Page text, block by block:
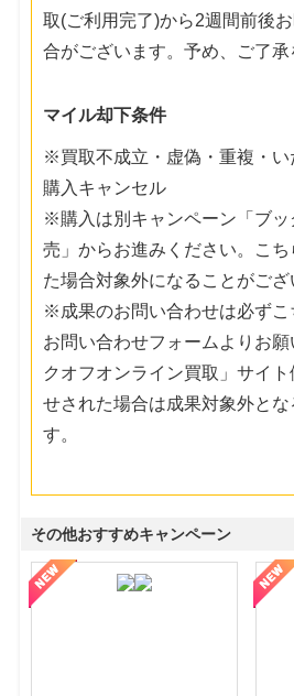
取(ご利用完了)から2週間前後
合がございます。予め、ご了承
マイル却下条件
※買取不成立・虚偽・重複・い
購入キャンセル
※購入は別キャンペーン「ブッ
売」からお進みください。こ
た場合対象外になることがござ
※成果のお問い合わせは必ず
お問い合わせフォームよりお
クオフオンライン買取」サイ
せされた場合は成果対象外とな
す。
その他おすすめキャンペーン